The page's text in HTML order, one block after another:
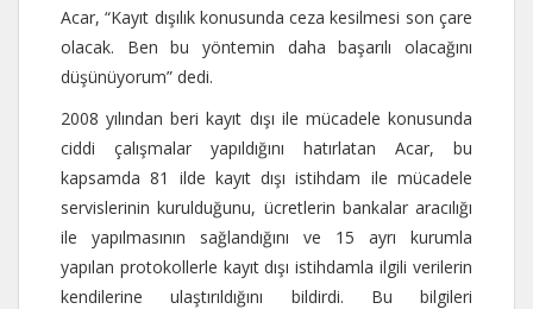
Acar, “Kayıt dışılık konusunda ceza kesilmesi son çare
olacak. Ben bu yöntemin daha başarılı olacağını
düşünüyorum” dedi.
2008 yılından beri kayıt dışı ile mücadele konusunda
ciddi çalışmalar yapıldığını hatırlatan Acar, bu
kapsamda 81 ilde kayıt dışı istihdam ile mücadele
servislerinin kurulduğunu, ücretlerin bankalar aracılığı
ile yapılmasının sağlandığını ve 15 ayrı kurumla
yapılan protokollerle kayıt dışı istihdamla ilgili verilerin
kendilerine ulaştırıldığını bildirdi. Bu bilgileri